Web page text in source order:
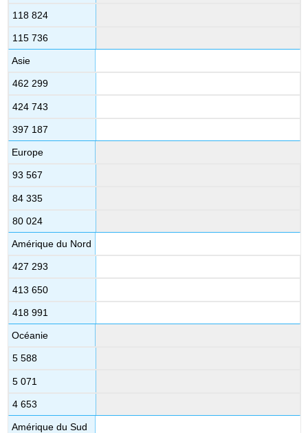
118 824
115 736
Asie
462 299
424 743
397 187
Europe
93 567
84 335
80 024
Amérique du Nord
427 293
413 650
418 991
Océanie
5 588
5 071
4 653
Amérique du Sud